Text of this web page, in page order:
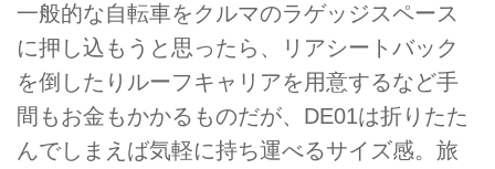
一般的な自転車をクルマのラゲッジスペース
に押し込もうと思ったら、リアシートバック
を倒したりルーフキャリアを用意するなど手
間もお金もかかるものだが、DE01は折りたた
んでしまえば気軽に持ち運べるサイズ感。旅